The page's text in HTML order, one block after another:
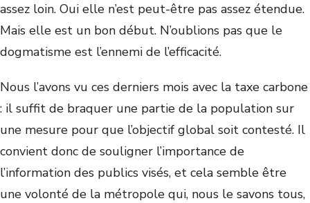
assez loin. Oui elle n’est peut-être pas assez étendue.
Mais elle est un bon début. N’oublions pas que le
dogmatisme est l’ennemi de l’efficacité.
Nous l’avons vu ces derniers mois avec la taxe carbone
: il suffit de braquer une partie de la population sur
une mesure pour que l’objectif global soit contesté. Il
convient donc de souligner l’importance de
l’information des publics visés, et cela semble être
une volonté de la métropole qui, nous le savons tous,